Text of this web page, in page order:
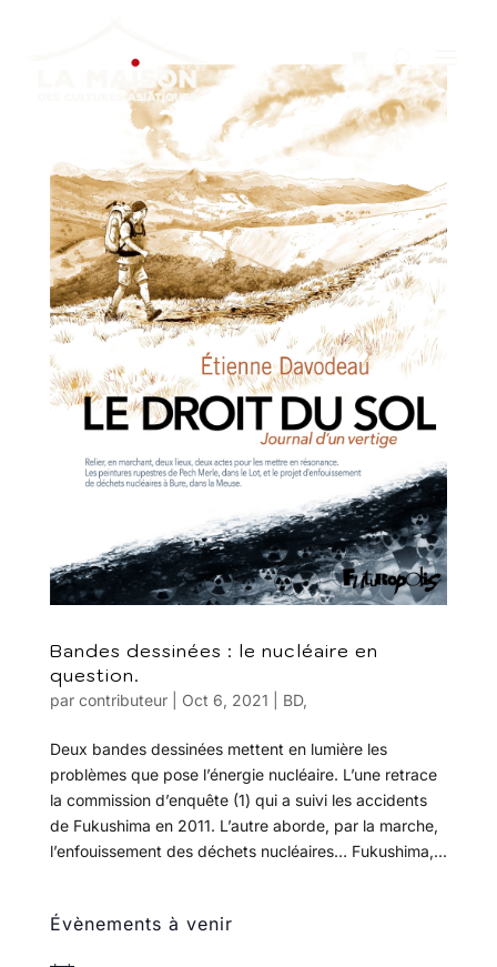
Bandes dessinées : le nucléaire en
question.
par contributeur| Oct 6, 2021 BD,
Deux bandes dessinées mettent en lumière les
problèmes que pose l’énergie nucléaire. L’une retrace
la commission d’enquête (1) qui a suivi les accidents
de Fukushima en 2011. L’autre aborde, par la marche,
l’enfouissement des déchets nucléaires… Fukushima,...
Évènements à venir